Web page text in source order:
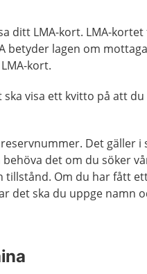
ditt LMA-kort. LMA-kortet
betyder lagen om
kort.
visa ett kvitto på att
Det gäller
det om du söker
tillstånd. Om du har fått
det ska du uppge namn